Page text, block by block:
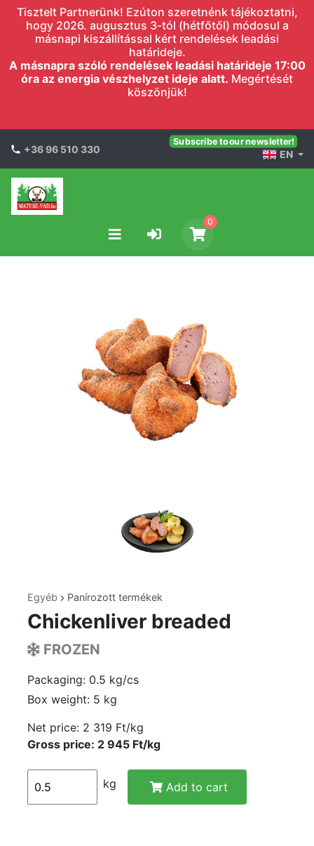
Tisztelt Partnerünk! Ezúton szeretnénk tájékoztatni,
hogy 2026. augusztus 3-tól (hétfőtől) módosul a
másnapi kiszállítással kért rendelések leadási
határideje.
A másnapra szóló rendelések leadási határideje 17:00
óra az energia vészhelyzet ideje alatt. Megértését
köszönjük!
+36 96 510 330
Subscribe to our newsletter!
EN
0
Egyéb Panírozott termékek
Chickenliver breaded
FROZEN
Packaging: 0.5 kg/cs
Box weight: 5 kg
Net price: 2 319 Ft/kg
Gross price: 2 945 Ft/kg
kg Add to cart